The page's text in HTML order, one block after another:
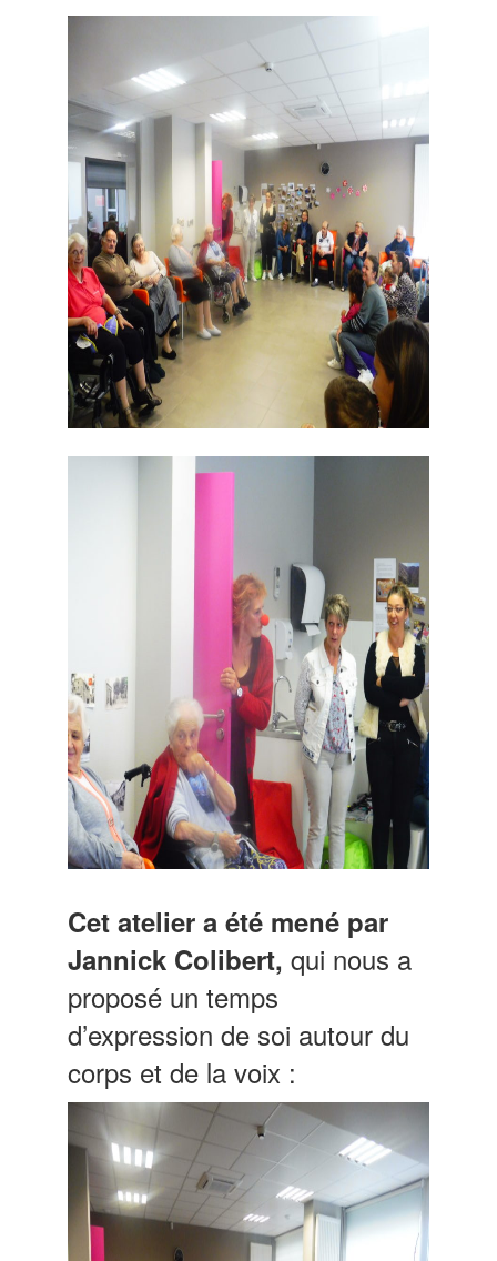
Cet atelier a été mené par
Jannick Colibert, qui nous a
proposé un temps
d’expression de soi autour du
corps et de la voix :